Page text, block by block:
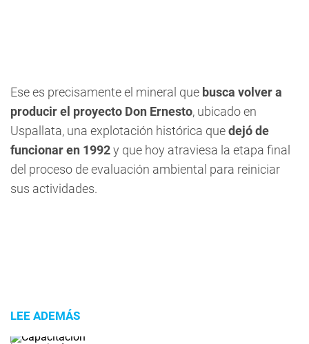
Ese es precisamente el mineral que busca volver a
producir el proyecto Don Ernesto, ubicado en
Uspallata, una explotación histórica quedejó de
funcionar en 1992y que hoy atraviesa la etapa final
del proceso de evaluación ambiental para reiniciar
sus actividades.
LEE ADEMÁS